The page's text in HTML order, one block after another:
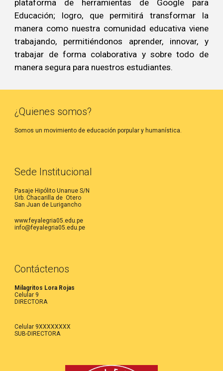
plataforma de herramientas de Google para
Educación; logro, que permitirá transformar la
manera como nuestra comunidad educativa viene
trabajando, permitiéndonos aprender, innovar, y
trabajar de forma colaborativa y sobre todo de
manera segura para nuestros estudiantes.
¿Quienes somos?
Somos un movimiento de educación porpular y humanística.
Sede Institucional
Pasaje Hipólito Unanue S/N
Urb. Chacarilla de Otero
San Juan de Lurigancho
www.feyalegria05.edu.pe
info@feyalegria05.edu.pe
Contáctenos
Milagritos Lora Rojas
Celular 9
DIRECTORA
Celular 9XXXXXXXX
SUB-DIRECTORA